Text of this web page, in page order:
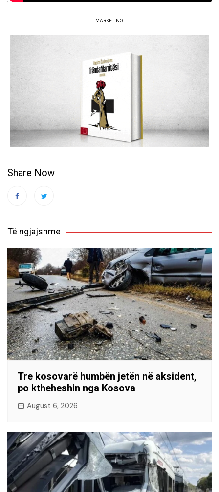
MARKETING
Share Now
Të ngjajshme
Tre kosovarë humbën jetën në aksident,
po ktheheshin nga Kosova
August 6, 2026